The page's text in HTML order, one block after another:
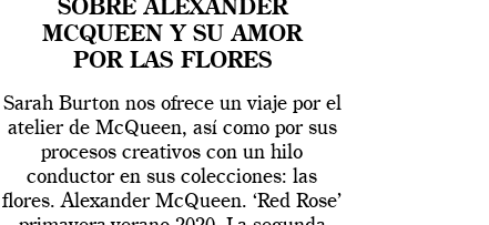
SOBRE ALEXANDER
MCQUEEN Y SU AMOR
POR LAS FLORES
Sarah Burton nos ofrece un viaje por el
atelier de McQueen, así como por sus
procesos creativos con un hilo
conductor en sus colecciones: las
flores. Alexander McQueen. ‘Red Rose’